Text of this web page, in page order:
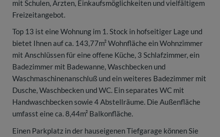
mit Schulen, Ärzten, Einkaufsmöglichkeiten und vielfältigem
Freizeitangebot.
Top 13 ist eine Wohnung im 1. Stock in hofseitiger Lage und
bietet Ihnen auf ca. 143,77m² Wohnfläche ein Wohnzimmer
mit Anschlüssen für eine offene Küche, 3 Schlafzimmer, ein
Badezimmer mit Badewanne, Waschbecken und
Waschmaschinenanschluß und ein weiteres Badezimmer mit
Dusche, Waschbecken und WC. Ein separates WC mit
Handwaschbecken sowie 4 Abstellräume. Die Außenfläche
umfasst eine ca. 8,44m² Balkonfläche.
Einen Parkplatz in der hauseigenen Tiefgarage können Sie